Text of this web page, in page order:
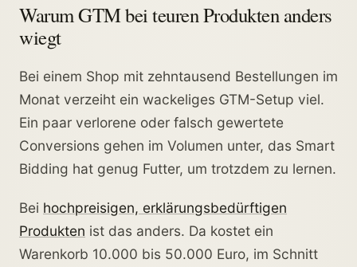
Warum GTM bei teuren Produkten anders
wiegt
Bei einem Shop mit zehntausend Bestellungen im
Monat verzeiht ein wackeliges GTM-Setup viel.
Ein paar verlorene oder falsch gewertete
Conversions gehen im Volumen unter, das Smart
Bidding hat genug Futter, um trotzdem zu lernen.
Bei hochpreisigen, erklärungsbedürftigen
Produkten ist das anders. Da kostet ein
Warenkorb 10.000 bis 50.000 Euro, im Schnitt